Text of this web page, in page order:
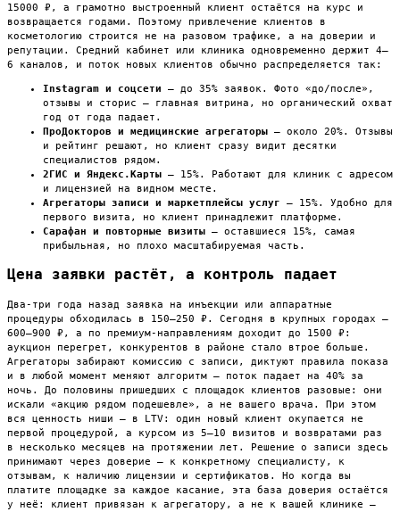
15000 ₽, а грамотно выстроенный клиент остаётся на курс и
возвращается годами. Поэтому привлечение клиентов в
косметологию строится не на разовом трафике, а на доверии и
репутации. Средний кабинет или клиника одновременно держит 4–
6 каналов, и поток новых клиентов обычно распределяется так:
Instagram и соцсети — до 35% заявок. Фото «до/после»,
отзывы и сторис — главная витрина, но органический охват
год от года падает.
ПроДокторов и медицинские агрегаторы — около 20%. Отзывы
и рейтинг решают, но клиент сразу видит десятки
специалистов рядом.
2ГИС и Яндекс.Карты — 15%. Работают для клиник с адресом
и лицензией на видном месте.
Агрегаторы записи и маркетплейсы услуг — 15%. Удобно для
первого визита, но клиент принадлежит платформе.
Сарафан и повторные визиты — оставшиеся 15%, самая
прибыльная, но плохо масштабируемая часть.
Цена заявки растёт, а контроль падает
Два-три года назад заявка на инъекции или аппаратные
процедуры обходилась в 150–250 ₽. Сегодня в крупных городах —
600–900 ₽, а по премиум-направлениям доходит до 1500 ₽:
аукцион перегрет, конкурентов в районе стало втрое больше.
Агрегаторы забирают комиссию с записи, диктуют правила показа
и в любой момент меняют алгоритм — поток падает на 40% за
ночь. До половины пришедших с площадок клиентов разовые: они
искали «акцию рядом подешевле», а не вашего врача. При этом
вся ценность ниши — в LTV: один новый клиент окупается не
первой процедурой, а курсом из 5–10 визитов и возвратами раз
в несколько месяцев на протяжении лет. Решение о записи здесь
принимают через доверие — к конкретному специалисту, к
отзывам, к наличию лицензии и сертификатов. Но когда вы
платите площадке за каждое касание, эта база доверия остаётся
у неё: клиент привязан к агрегатору, а не к вашей клинике —